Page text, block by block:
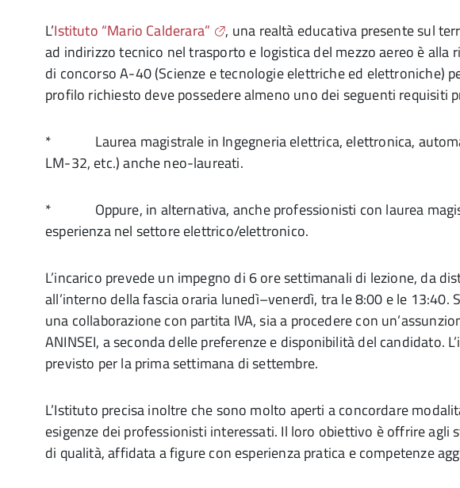
L’Istituto “Mario Calderara”
, una realtà educativa presente sul
ad indirizzo tecnico nel trasporto e logistica del mezzo aereo è alla
di concorso A-40 (Scienze e tecnologie elettriche ed elettroniche)
profilo richiesto deve possedere almeno uno dei seguenti requisiti
* Laurea magistrale in Ingegneria elettrica, elettronica,
LM-32, etc.) anche neo-laureati.
* Oppure, in alternativa, anche professionisti con laurea
esperienza nel settore elettrico/elettronico.
L’incarico prevede un impegno di 6 ore settimanali di lezione, da
all’interno della fascia oraria lunedì–venerdì, tra le 8:00 e le 13:40.
una collaborazione con partita IVA, sia a procedere con
ANINSEI, a seconda delle preferenze e disponibilità del candidato.
previsto per la prima settimana di settembre.
L’Istituto precisa inoltre che sono molto aperti a concordare
esigenze dei professionisti interessati. Il loro obiettivo è offrire agli
di qualità, affidata a figure con esperienza pratica e competenze